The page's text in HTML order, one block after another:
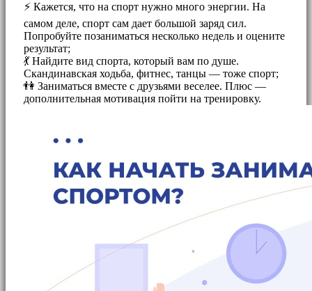
⚡ Кажется, что на спорт нужно много энергии. На
самом деле, спорт сам дает большой заряд сил.
Попробуйте позаниматься несколько недель и оцените
результат;
💃 Найдите вид спорта, который вам по душе.
Скандинавская ходьба, фитнес, танцы — тоже спорт;
👫 Заниматься вместе с друзьями веселее. Плюс —
дополнительная мотивация пойти на тренировку.